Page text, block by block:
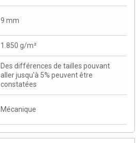
9 mm
1.850 g/m²
Des différences de tailles pouvant
aller jusqu'à 5% peuvent être
constatées
Mécanique